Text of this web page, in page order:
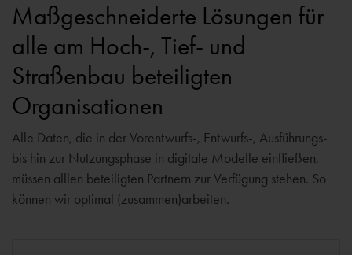
Maßgeschneiderte Lösungen für
alle am Hoch-, Tief- und
Straßenbau beteiligten
Organisationen
Alle Daten, die in der Vorentwurfs-, Entwurfs-, Ausführungs-
bis hin zur Nutzungsphase in digitale Modelle einfließen,
müssen alllen beteiligten Partnern zur Verfügung stehen. So
können wir optimal (zusammen)arbeiten.